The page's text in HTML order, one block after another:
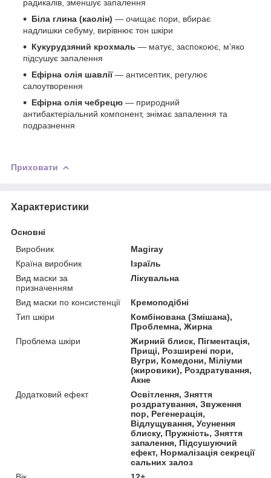
радикалів, зменшує запалення
Біла глина (каолін) — очищає пори, вбирає
надлишки себуму, вирівнює тон шкіри
Кукурудзяний крохмаль — матує, заспокоює, м’яко
підсушує запалення
Ефірна олія шавлії— антисептик, регулює
салоутворення
Ефірна олія чебрецю — природний
антибактеріальний компонент, знімає запалення та
подразнення
Приховати
Характеристики
Основні
Виробник
Magiray
Країна виробник
Ізраїль
Вид маски за
призначенням
Лікувальна
Вид маски по консистенції
Кремоподібні
Тип шкіри
Комбінована (Змішана),
Проблемна, Жирна
Проблема шкіри
Жирний блиск, Пігментація,
Прищі, Розширені пори,
Вугри, Комедони, Міліуми
(жировики), Роздратування,
Акне
Додатковий ефект
Освітлення, Зняття
роздратування, Звуження
пор, Регенерація,
Відлущування, Усунення
блиску, Пружність, Зняття
запалення, Підсушуючий
ефект, Нормалізація секреції
сальних залоз